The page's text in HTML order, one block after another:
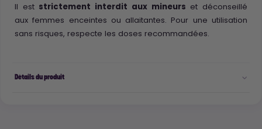
Il est strictement interdit aux mineurs et déconseillé
aux femmes enceintes ou allaitantes. Pour une utilisation
sans risques, respecte les doses recommandées.
Détails du produit